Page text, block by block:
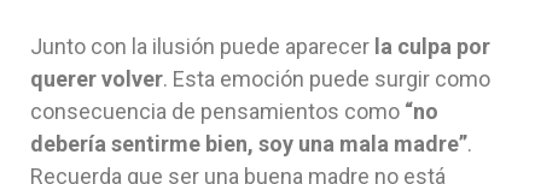
Junto con la ilusión puede aparecer la culpa por
querer volver. Esta emoción puede surgir como
consecuencia de pensamientos como “no
debería sentirme bien, soy una mala madre”.
Recuerda que ser una buena madre no está